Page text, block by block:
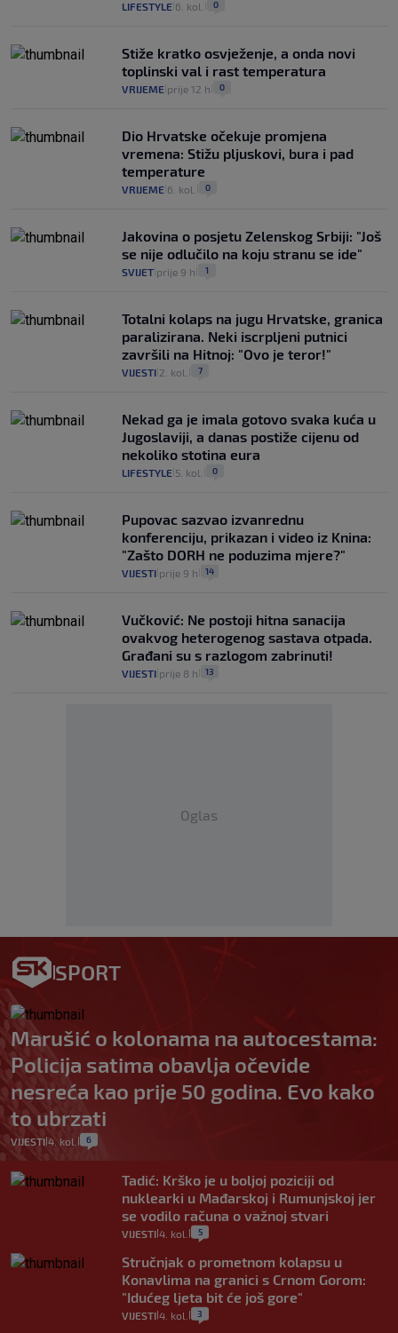
LIFESTYLE 6. kol. 0
Stiže kratko osvježenje, a onda novi
toplinski val i rast temperatura
VRIJEME prije 12 h 0
Dio Hrvatske očekuje promjena
vremena: Stižu pljuskovi, bura i pad
temperature
VRIJEME 6. kol. 0
Jakovina o posjetu Zelenskog Srbiji: "Još
se nije odlučilo na koju stranu se ide"
SVIJET prije 9 h 1
Totalni kolaps na jugu Hrvatske, granica
paralizirana. Neki iscrpljeni putnici
završili na Hitnoj: "Ovo je teror!"
VIJESTI 2. kol. 7
Nekad ga je imala gotovo svaka kuća u
Jugoslaviji, a danas postiže cijenu od
nekoliko stotina eura
LIFESTYLE 5. kol. 0
Pupovac sazvao izvanrednu
konferenciju, prikazan i video iz Knina:
"Zašto DORH ne poduzima mjere?"
VIJESTI prije 9 h 14
Vučković: Ne postoji hitna sanacija
ovakvog heterogenog sastava otpada.
Građani su s razlogom zabrinuti!
VIJESTI prije 8 h 13
Oglas
SPORT
Marušić o kolonama na autocestama:
Policija satima obavlja očevide
nesreća kao prije 50 godina. Evo kako
to ubrzati
VIJESTI 4. kol. 6
Tadić: Krško je u boljoj poziciji od
nuklearki u Mađarskoj i Rumunjskoj jer
se vodilo računa o važnoj stvari
VIJESTI 4. kol. 5
Stručnjak o prometnom kolapsu u
Konavlima na granici s Crnom Gorom:
"Idućeg ljeta bit će još gore"
VIJESTI 4. kol. 3